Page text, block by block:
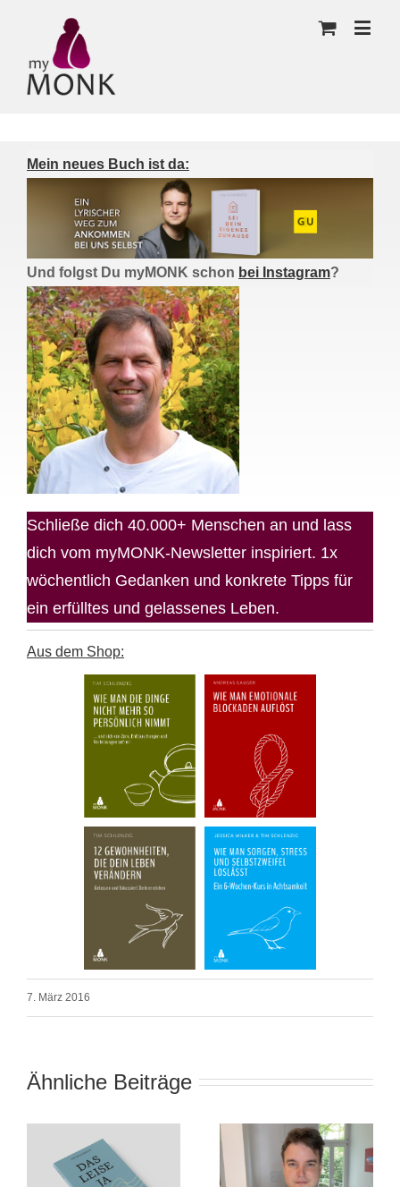
Mein neues Buch ist da:
Und folgst Du myMONK schon bei Instagram?
Schließe dich 40.000+ Menschen an und lass
dich vom myMONK-Newsletter inspiriert. 1x
wöchentlich Gedanken und konkrete Tipps für
ein erfülltes und gelassenes Leben.
Aus dem Shop:
7. März 2016
Ähnliche Beiträge